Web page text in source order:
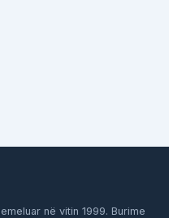
në vitin 1999. Burime